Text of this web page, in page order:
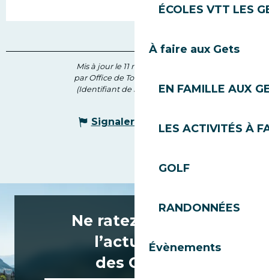
ÉCOLES VTT LES
À faire aux Gets
EN FAMILLE AUX
LES ACTIVITÉS À
GOLF
RANDONNÉES
Évènements
Mis à jour le 11 mai 2026 à 14:03
par Office de Tourisme des Gets
(Identifiant de l'offre : 7205305)
Signaler une erreur
Ne ratez rien de
l’actualité
des Gets !